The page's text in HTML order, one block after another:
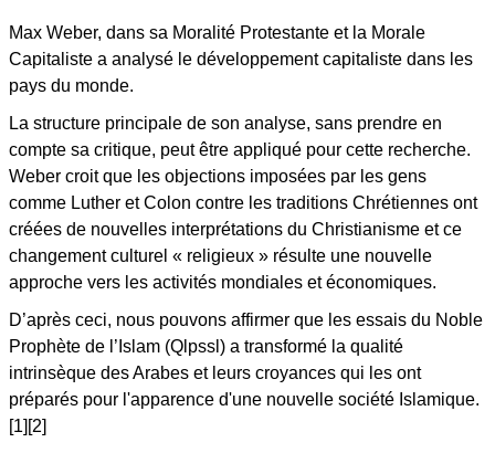
Max Weber, dans sa Moralité Protestante et la Morale
Capitaliste a analysé le développement capitaliste dans les
pays du monde.
La structure principale de son analyse, sans prendre en
compte sa critique, peut être appliqué pour cette recherche.
Weber croit que les objections imposées par les gens
comme Luther et Colon contre les traditions Chrétiennes ont
créées de nouvelles interprétations du Christianisme et ce
changement culturel « religieux » résulte une nouvelle
approche vers les activités mondiales et économiques.
D’après ceci, nous pouvons affirmer que les essais du Noble
Prophète de l’Islam (Qlpssl) a transformé la qualité
intrinsèque des Arabes et leurs croyances qui les ont
préparés pour l'apparence d'une nouvelle société Islamique.
[1][2]